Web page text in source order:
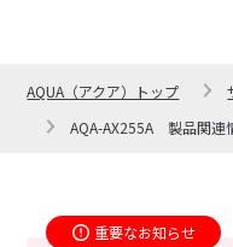
AQUA（アクア）トップ
AQA-AX255A 製品関連
重要なお知らせ